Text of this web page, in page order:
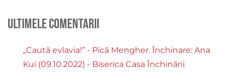
Ultimele comentarii
„Caută evlavia!” - Pică Mengher. Închinare: Ana
Kui (09.10.2022) - Biserica Casa Închinării